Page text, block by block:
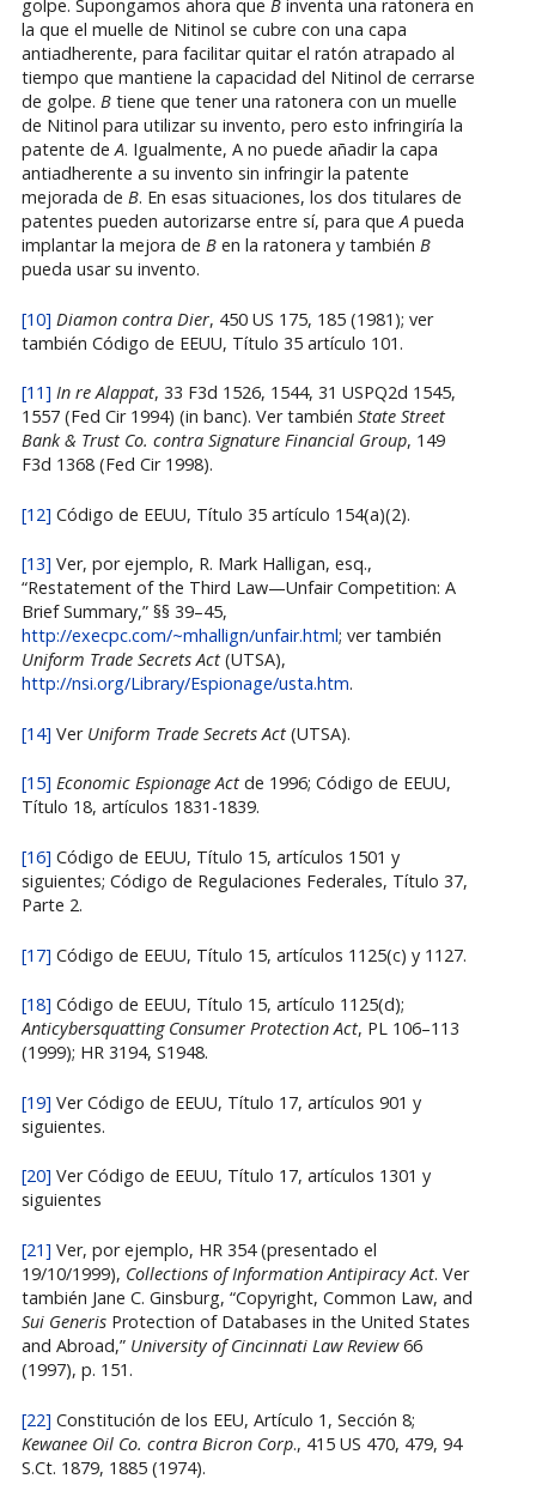
golpe. Supongamos ahora que Binventa una ratonera en
la que el muelle de Nitinol se cubre con una capa
antiadherente, para facilitar quitar el ratón atrapado al
tiempo que mantiene la capacidad del Nitinol de cerrarse
de golpe. Btiene que tener una ratonera con un muelle
de Nitinol para utilizar su invento, pero esto infringiría la
patente deA. Igualmente, A no puede añadir la capa
antiadherente a su invento sin infringir la patente
mejorada de B. En esas situaciones, los dos titulares de
patentes pueden autorizarse entre sí, para queApueda
implantar la mejora de Ben la ratonera y también B
pueda usar su invento.
[10] Diamon contra Dier, 450 US 175, 185 (1981); ver
también Código de EEUU, Título 35 artículo 101.
[11] In re Alappat, 33 F3d 1526, 1544, 31 USPQ2d 1545,
1557 (Fed Cir 1994) (in banc). Ver también State Street
Bank & Trust Co. contra Signature Financial Group, 149
F3d 1368 (Fed Cir 1998).
[12] Código de EEUU, Título 35 artículo 154(a)(2).
[13] Ver, por ejemplo, R. Mark Halligan, esq.,
“Restatement of the Third Law—Unfair Competition: A
Brief Summary,” §§ 39–45,
http://execpc.com/~mhallign/unfair.html; ver también
Uniform Trade Secrets Act(UTSA),
http://nsi.org/Library/Espionage/usta.htm.
[14] Ver Uniform Trade Secrets Act(UTSA).
[15] Economic Espionage Act de 1996; Código de EEUU,
Título 18, artículos 1831-1839.
[16] Código de EEUU, Título 15, artículos 1501 y
siguientes; Código de Regulaciones Federales, Título 37,
Parte 2.
[17] Código de EEUU, Título 15, artículos 1125(c) y 1127.
[18] Código de EEUU, Título 15, artículo 1125(d);
Anticybersquatting Consumer Protection Act, PL 106–113
(1999); HR 3194, S1948.
[19] Ver Código de EEUU, Título 17, artículos 901 y
siguientes.
[20] Ver Código de EEUU, Título 17, artículos 1301 y
siguientes
[21] Ver, por ejemplo, HR 354 (presentado el
19/10/1999), Collections of Information Antipiracy Act. Ver
también Jane C. Ginsburg, “Copyright, Common Law, and
Sui GenerisProtection of Databases in the United States
and Abroad,” Universityof Cincinnati Law Review66
(1997), p. 151.
[22] Constitución de los EEU, Artículo 1, Sección 8;
Kewanee Oil Co. contra Bicron Corp., 415 US 470, 479, 94
S.Ct. 1879, 1885 (1974).